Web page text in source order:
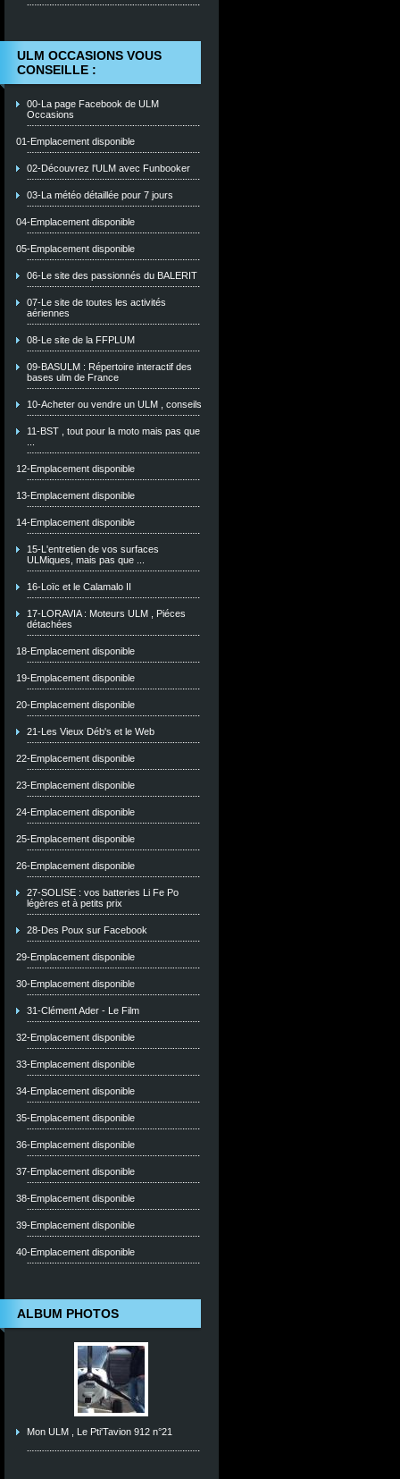
ULM OCCASIONS VOUS
CONSEILLE :
00-La page Facebook de ULM
Occasions
01-Emplacement disponible
02-Découvrez l'ULM avec Funbooker
03-La météo détaillée pour 7 jours
04-Emplacement disponible
05-Emplacement disponible
06-Le site des passionnés du BALERIT
07-Le site de toutes les activités
aériennes
08-Le site de la FFPLUM
09-BASULM : Répertoire interactif des
bases ulm de France
10-Acheter ou vendre un ULM , conseils
11-BST , tout pour la moto mais pas que
12-Emplacement disponible
13-Emplacement disponible
14-Emplacement disponible
15-L'entretien de vos surfaces
ULMiques, mais pas que ...
16-Loïc et le Calamalo II
17-LORAVIA : Moteurs ULM , Piéces
détachées
18-Emplacement disponible
19-Emplacement disponible
20-Emplacement disponible
21-Les Vieux Déb's et le Web
22-Emplacement disponible
23-Emplacement disponible
24-Emplacement disponible
25-Emplacement disponible
26-Emplacement disponible
27-SOLISE : vos batteries Li Fe Po
légères et à petits prix
28-Des Poux sur Facebook
29-Emplacement disponible
30-Emplacement disponible
31-Clément Ader - Le Film
32-Emplacement disponible
33-Emplacement disponible
34-Emplacement disponible
35-Emplacement disponible
36-Emplacement disponible
37-Emplacement disponible
38-Emplacement disponible
39-Emplacement disponible
40-Emplacement disponible
ALBUM PHOTOS
Mon ULM , Le Pti'Tavion 912 n°21